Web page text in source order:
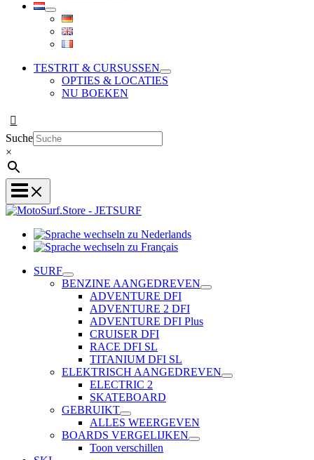
TESTRIT & CURSUSSEN
OPTIES & LOCATIES
NU BOEKEN
Suche
×
Sprache
Sprache
Français
SURF
BENZINE AANGEDREVEN
ADVENTURE DFI
ADVENTURE 2 DFI
ADVENTURE DFI Plus
CRUISER DFI
RACE DFI SL
TITANIUM DFI SL
ELEKTRISCH AANGEDREVEN
ELECTRIC 2
SKATEBOARD
GEBRUIKT
ALLES WEERGEVEN
BOARDS VERGELIJKEN
Toon verschillen